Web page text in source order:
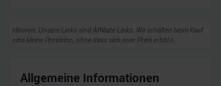
Hinweis: Unsere Links sind Affiliate Links. Wir erhalten beim Kauf
eine kleine Provision, ohne dass sich euer Preis erhöht.
Allgemeine Informationen